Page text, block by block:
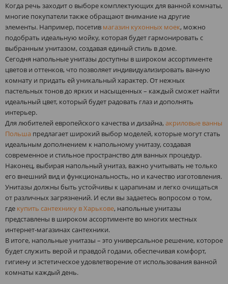
Когда речь заходит о выборе комплектующих для ванной комнаты,
многие покупатели также обращают внимание на другие
элементы. Например, посетив магазин кухонных моек, можно
подобрать идеальную мойку, которая будет гармонировать с
выбранным унитазом, создавая единый стиль в доме.
Сегодня напольные унитазы доступны в широком ассортименте
цветов и оттенков, что позволяет индивидуализировать ванную
комнату и придать ей уникальный характер. От нежных
пастельных тонов до ярких и насыщенных – каждый сможет найти
идеальный цвет, который будет радовать глаз и дополнять
интерьер.
Для любителей европейского качества и дизайна, акриловые ванны
Польша предлагает широкий выбор моделей, которые могут стать
идеальным дополнением к напольному унитазу, создавая
современное и стильное пространство для ванных процедур.
Наконец, выбирая напольный унитаз, важно учитывать не только
его внешний вид и функциональность, но и качество изготовления.
Унитазы должны быть устойчивы к царапинам и легко очищаться
от различных загрязнений. И если вы задаетесь вопросом о том,
где купить сантехнику в Харькове, напольные унитазы
представлены в широком ассортименте во многих местных
интернет-магазинах сантехники.
В итоге, напольные унитазы – это универсальное решение, которое
будет служить верой и правдой годами, обеспечивая комфорт,
гигиену и эстетическое удовлетворение от использования ванной
комнаты каждый день.